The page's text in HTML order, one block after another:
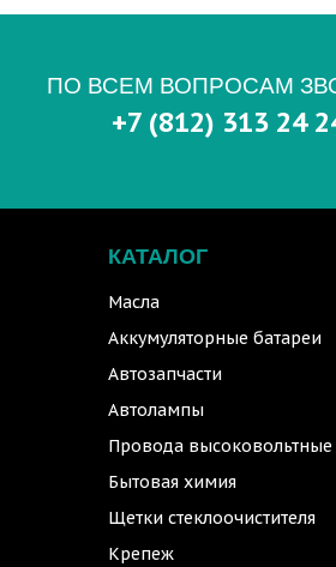
ПО ВСЕМ ВОПРОСАМ
+7 (812) 313 24
КАТАЛОГ
Масла
Аккумуляторные батареи
Автозапчасти
Автолампы
Провода высоковольтные
Бытовая химия
Щетки стеклоочистителя
Крепеж